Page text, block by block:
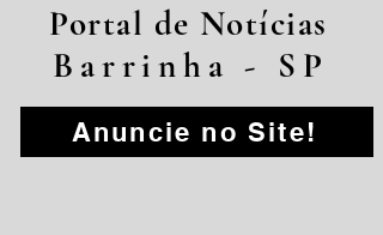
Anuncie no Site!
Barrinha - SP
Portal de Notícias